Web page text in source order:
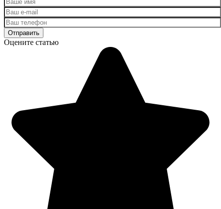
Оцените статью